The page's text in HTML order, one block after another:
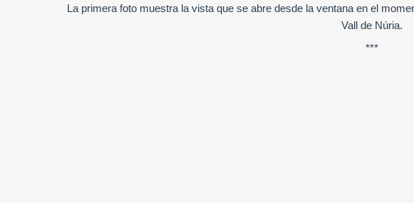
La primera foto muestra la vista que se abre desde la ventana en el
Vall de Núria.
***